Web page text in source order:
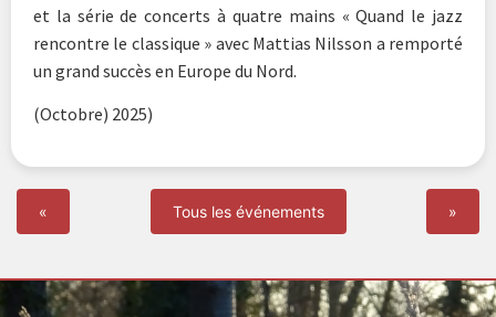
et la série de concerts à quatre mains « Quand le jazz
rencontre le classique » avec Mattias Nilsson a remporté
un grand succès en Europe du Nord.
(Octobre) 2025)
« Tous les événements »